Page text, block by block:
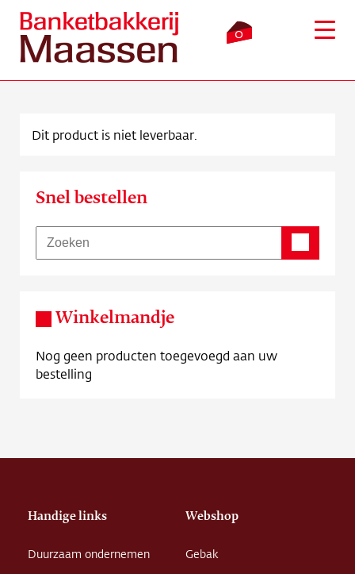
0
Verkooppunten
Over ons
Contact
Dit product is niet leverbaar.
Snel bestellen
Winkelmandje
Nog geen producten toegevoegd aan uw
bestelling
Handige links
Duurzaam ondernemen
Webshop
Gebak